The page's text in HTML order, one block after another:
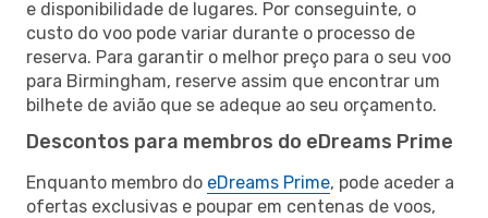
e disponibilidade de lugares. Por conseguinte, o
custo do voo pode variar durante o processo de
reserva. Para garantir o melhor preço para o seu voo
para Birmingham, reserve assim que encontrar um
bilhete de avião que se adeque ao seu orçamento.
Descontos para membros do eDreams Prime
Enquanto membro do eDreams Prime, pode aceder a
ofertas exclusivas e poupar em centenas de voos,